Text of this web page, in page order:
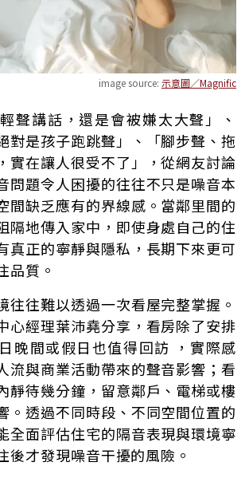
image source: 示意圖／Magnific
聲講話，還是會被嫌太大聲」、
對是孩子跑跳聲」、「腳步聲、拖
實在讓人很受不了」，從網友討論
問題令人困擾的往往不只是噪音本
間缺乏應有的界線感。當鄰里間的
隔地傳入家中，即使身處自己的住
真正的寧靜與隱私，長期下來更可
品質。
往往難以透過一次看屋完整掌握。
心經理葉沛堯分享，看房除了安排
晚間或假日也值得回訪 ，實際感
流與商業活動帶來的聲音影響；看
靜待幾分鐘，留意鄰戶、電梯或樓
。透過不同時段、不同空間位置的
全面評估住宅的隔音表現與環境寧
後才發現噪音干擾的風險。